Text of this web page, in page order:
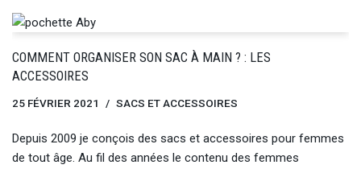
COMMENT ORGANISER SON SAC À MAIN ? : LES
ACCESSOIRES
25 FÉVRIER 2021 SACS ET ACCESSOIRES
Depuis 2009 je conçois des sacs et accessoires pour femmes
de tout âge. Au fil des années le contenu des femmes